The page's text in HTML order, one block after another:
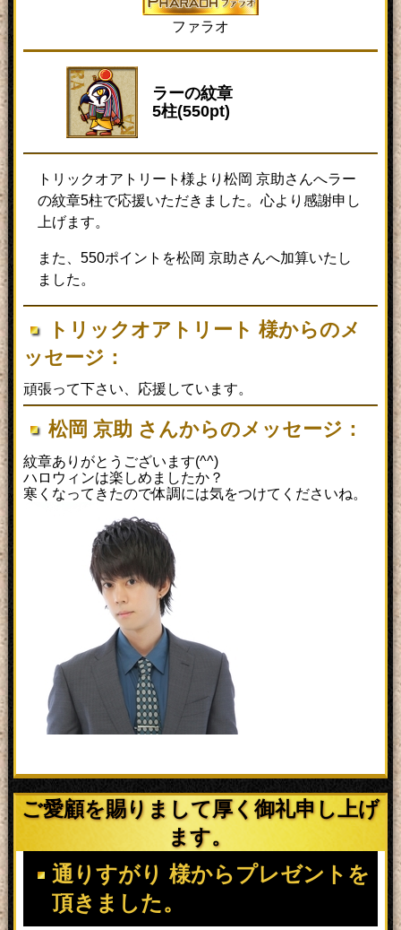
ファラオ
ラーの紋章
5柱(550pt)
トリックオアトリート様より松岡 京助さんへラー
の紋章5柱で応援いただきました。心より感謝申し
上げます。
また、550ポイントを松岡 京助さんへ加算いたし
ました。
トリックオアトリート 様からのメ
ッセージ：
頑張って下さい、応援しています。
松岡 京助 さんからのメッセージ：
紋章ありがとうございます(^^)
ハロウィンは楽しめましたか？
寒くなってきたので体調には気をつけてくださいね。
ご愛顧を賜りまして厚く御礼申し上げ
ます。
通りすがり 様からプレゼントを
頂きました。